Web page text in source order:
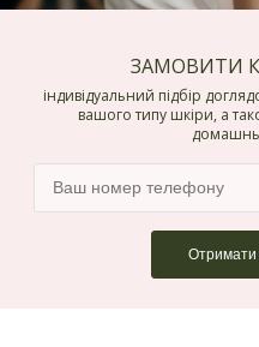
ЗАМОВИТИ
індивідуальний підбір
вашого типу шкіри, а